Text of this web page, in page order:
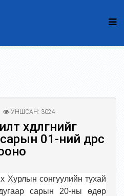
УНШСАН: 3024
хөдөлгөөнийг
01-ний өдрөөс
Хурлын сонгуулийн тухай
сарын 20-ны өдөр